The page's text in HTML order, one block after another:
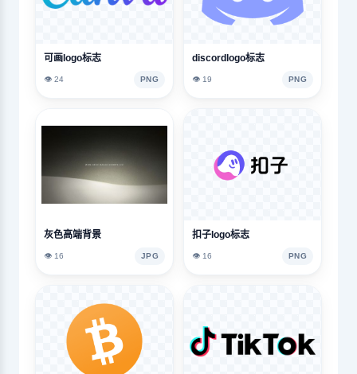
可画logo标志
👁️ 24 PNG
discordlogo标志
👁️ 19 PNG
灰色高端背景
👁️ 16 JPG
扣子logo标志
👁️ 16 PNG